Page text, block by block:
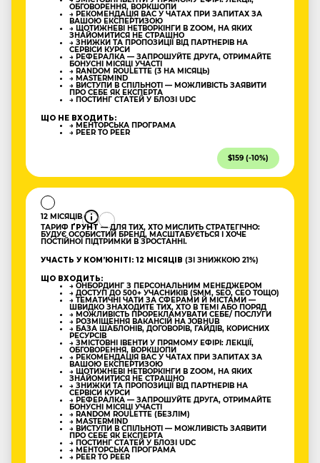
ОБГОВОРЕННЯ, ВОРКШОПИ
→ РЕКОМЕНДАЦІЯ ВАС У ЧАТАХ ПРИ ЗАПИТАХ ЗА
ВАШОЮ ЕКСПЕРТИЗОЮ
→ ЩОТИЖНЕВІ НЕТВОРКІНГИ В ZOOM, НА ЯКИХ
ЗНАЙОМИТИСЯ НЕ СТРАШНО
→ ЗНИЖКИ ТА ПРОПОЗИЦІЇ ВІД ПАРТНЕРІВ НА
СЕРВІСИ КУРСИ
→ РЕФЕРАЛКА — ЗАПРОШУЙТЕ ДРУГА, ОТРИМАЙТЕ
БОНУСНІ МІСЯЦІ УЧАСТІ
→ RANDOM ROULETTE (3 НА МІСЯЦЬ)
→ MASTERMIND
→ ВИСТУПИ В СПІЛЬНОТІ — МОЖЛИВІСТЬ ЗАЯВИТИ
ПРО СЕБЕ ЯК ЕКСПЕРТА
→ ПОСТИНГ СТАТЕЙ У БЛОЗІ UDC
ЩО НЕ ВХОДИТЬ:
→ МЕНТОРСЬКА ПРОГРАМА
→ PEER TO PEER
$159 (-10%)
12 МІСЯЦІВ
ТАРИФ ҐРУНТ — ДЛЯ ТИХ, ХТО МИСЛИТЬ СТРАТЕГІЧНО:
БУДУЄ ОСОБИСТИЙ БРЕНД, МАСШТАБУЄТЬСЯ І ХОЧЕ
ПОСТІЙНОЇ ПІДТРИМКИ В ЗРОСТАННІ.
УЧАСТЬ У КОМʼЮНІТІ: 12 МІСЯЦІВ (ЗІ ЗНИЖКОЮ 21%)
ЩО ВХОДИТЬ:
→ ОНБОРДИНГ З ПЕРСОНАЛЬНИМ МЕНЕДЖЕРОМ
→ ДОСТУП ДО 500+ УЧАСНИКІВ (SMM, SEO, CEO ТОЩО)
→ ТЕМАТИЧНІ ЧАТИ ЗА СФЕРАМИ Й МІСТАМИ —
ШВИДКО ЗНАХОДИТЕ ТИХ, ХТО В ТЕМІ АБО ПОРЯД
→ МОЖЛИВІСТЬ ПРОРЕКЛАМУВАТИ СЕБЕ/ ПОСЛУГИ
→ РОЗМІЩЕННЯ ВАКАНСІЙ НА JOBHUB
→ БАЗА ШАБЛОНІВ, ДОГОВОРІВ, ГАЙДІВ, КОРИСНИХ
РЕСУРСІВ
→ ЗМІСТОВНІ ІВЕНТИ У ПРЯМОМУ ЕФІРІ: ЛЕКЦІЇ,
ОБГОВОРЕННЯ, ВОРКШОПИ
→ РЕКОМЕНДАЦІЯ ВАС У ЧАТАХ ПРИ ЗАПИТАХ ЗА
ВАШОЮ ЕКСПЕРТИЗОЮ
→ ЩОТИЖНЕВІ НЕТВОРКІНГИ В ZOOM, НА ЯКИХ
ЗНАЙОМИТИСЯ НЕ СТРАШНО
→ ЗНИЖКИ ТА ПРОПОЗИЦІЇ ВІД ПАРТНЕРІВ НА
СЕРВІСИ КУРСИ
→ РЕФЕРАЛКА — ЗАПРОШУЙТЕ ДРУГА, ОТРИМАЙТЕ
БОНУСНІ МІСЯЦІ УЧАСТІ
→ RANDOM ROULETTE (БЕЗЛІМ)
→ MASTERMIND
→ ВИСТУПИ В СПІЛЬНОТІ — МОЖЛИВІСТЬ ЗАЯВИТИ
ПРО СЕБЕ ЯК ЕКСПЕРТА
→ ПОСТИНГ СТАТЕЙ У БЛОЗІ UDC
→ МЕНТОРСЬКА ПРОГРАМА
→ PEER TO PEER